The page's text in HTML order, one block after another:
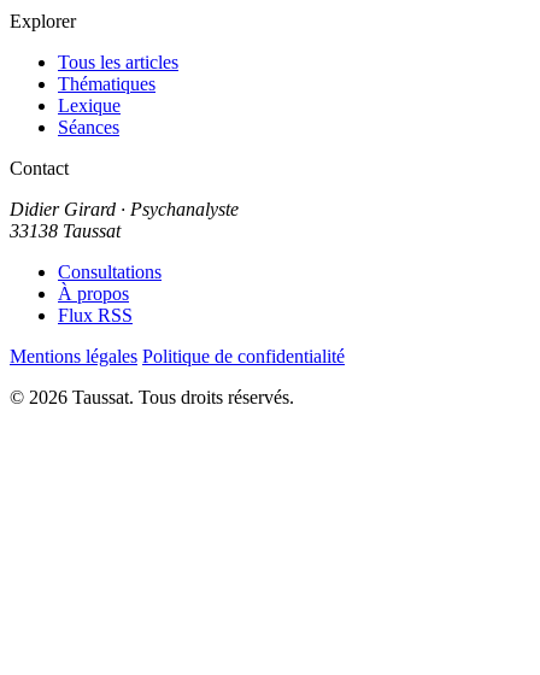
Explorer
Tous les articles
Thématiques
Lexique
Séances
Contact
Didier Girard · Psychanalyste
33138 Taussat
Consultations
À propos
Flux RSS
Mentions légales Politique de confidentialité
© 2026 Taussat. Tous droits réservés.